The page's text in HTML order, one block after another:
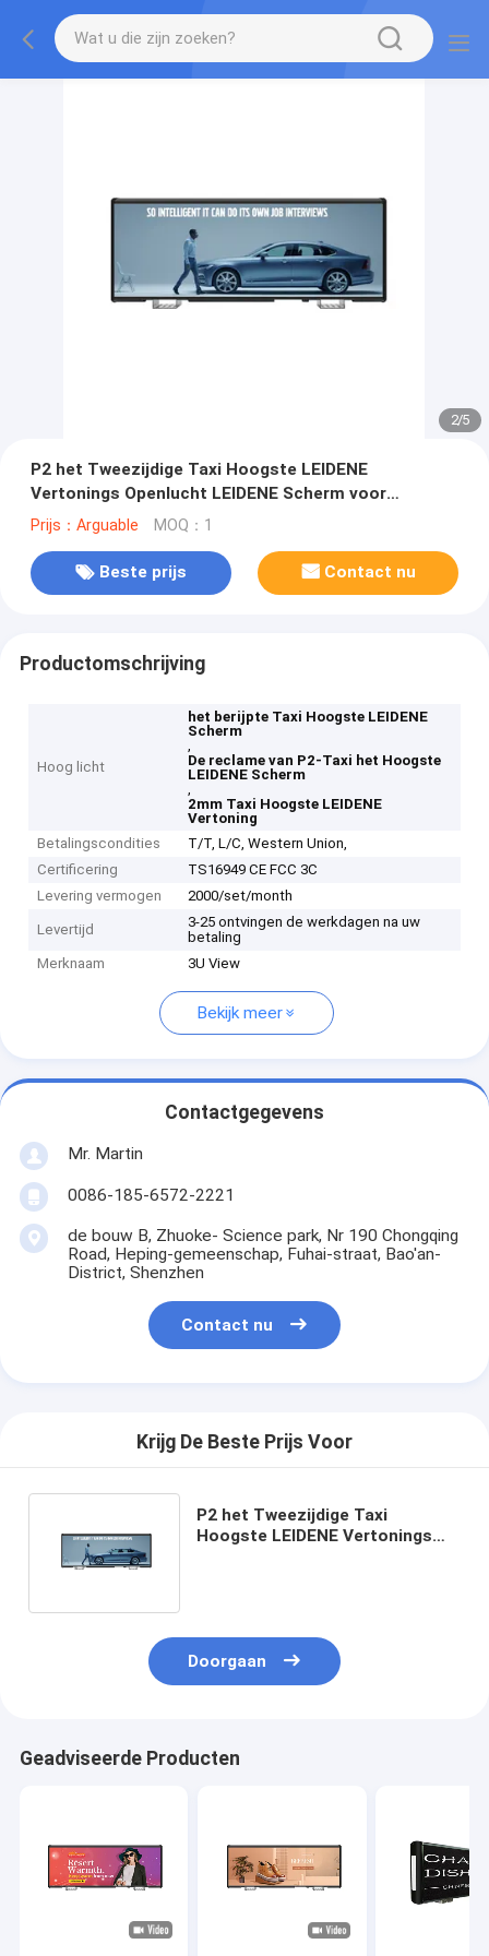
2/5
P2 het Tweezijdige Taxi Hoogste LEIDENE
Vertonings Openlucht LEIDENE Scherm voor
Reclame
Prijs：Arguable MOQ：1
Beste prijs Contact nu
Productomschrijving
Hoog licht
het berijpte Taxi Hoogste LEIDENE
Scherm
,
De reclame van P2-Taxi het Hoogste
LEIDENE Scherm
,
2mm Taxi Hoogste LEIDENE
Vertoning
Betalingscondities
T/T, L/C, Western Union,
Certificering
TS16949 CE FCC 3C
Levering vermogen
2000/set/month
Levertijd
3-25 ontvingen de werkdagen na uw
betaling
Merknaam
3U View
Bekijk meer
Contactgegevens
Mr. Martin
0086-185-6572-2221
de bouw B, Zhuoke- Science park, Nr 190 Chongqing
Road, Heping-gemeenschap, Fuhai-straat, Bao'an-
District, Shenzhen
Contact nu
Krijg De Beste Prijs Voor
P2 het Tweezijdige Taxi
Hoogste LEIDENE Vertonings
Doorgaan
Geadviseerde Producten